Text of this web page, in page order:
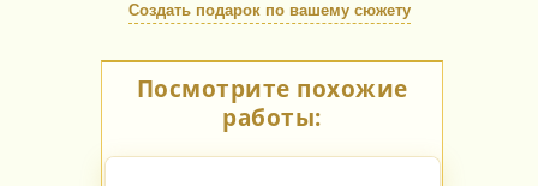
Создать подарок по вашему сюжету
Посмотрите похожие
работы: